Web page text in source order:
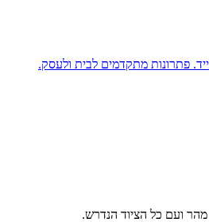
פתרונות מתקדמים לבית ולעסק.
ועם כל הציוד הנדרש.